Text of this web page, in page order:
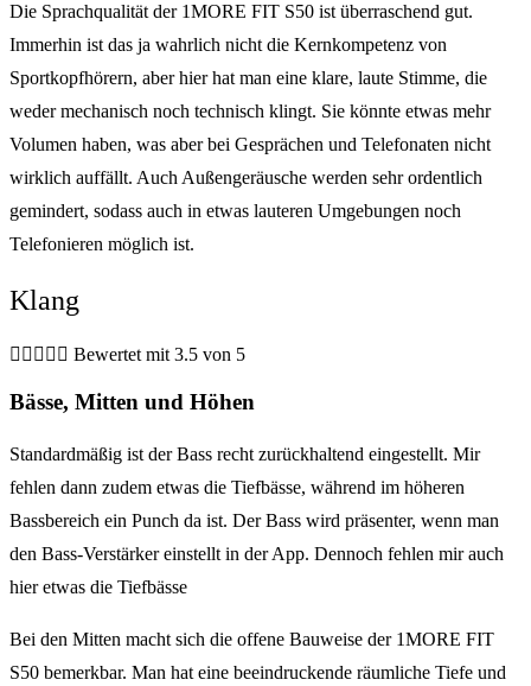
Die Sprachqualität der 1MORE FIT S50 ist überraschend gut.
Immerhin ist das ja wahrlich nicht die Kernkompetenz von
Sportkopfhörern, aber hier hat man eine klare, laute Stimme, die
weder mechanisch noch technisch klingt. Sie könnte etwas mehr
Volumen haben, was aber bei Gesprächen und Telefonaten nicht
wirklich auffällt. Auch Außengeräusche werden sehr ordentlich
gemindert, sodass auch in etwas lauteren Umgebungen noch
Telefonieren möglich ist.
Klang
     Bewertet mit 3.5 von 5
Bässe, Mitten und Höhen
Standardmäßig ist der Bass recht zurückhaltend eingestellt. Mir
fehlen dann zudem etwas die Tiefbässe, während im höheren
Bassbereich ein Punch da ist. Der Bass wird präsenter, wenn man
den Bass-Verstärker einstellt in der App. Dennoch fehlen mir auch
hier etwas die Tiefbässe
Bei den Mitten macht sich die offene Bauweise der 1MORE FIT
S50 bemerkbar. Man hat eine beeindruckende räumliche Tiefe und